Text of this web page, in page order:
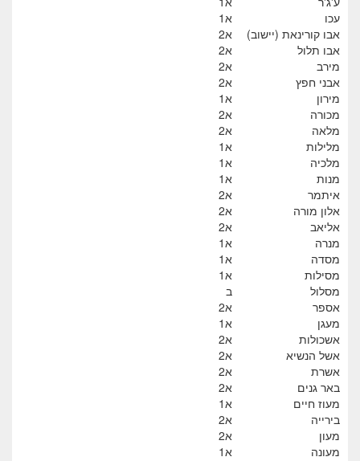
עכו
א1
אבו קורינאת (יישוב)
א2
אבו תלול
א2
מירב
א2
אבני חפץ
א2
מירון
א1
מכורה
א2
מלאה
א2
מלילות
א1
מלכיה
א1
מנות
א1
איתמר
א2
אלון מורה
א2
אליאב
א2
מנרה
א1
מסדה
א1
מסילות
א1
מסלול
ב
אספר
א2
מעגן
א1
אשכולות
א2
אשל הנשיא
א2
אשרת
א2
באר גנים
א2
מעוז חיים
א1
בירייה
א2
מעון
א2
מעונה
א1